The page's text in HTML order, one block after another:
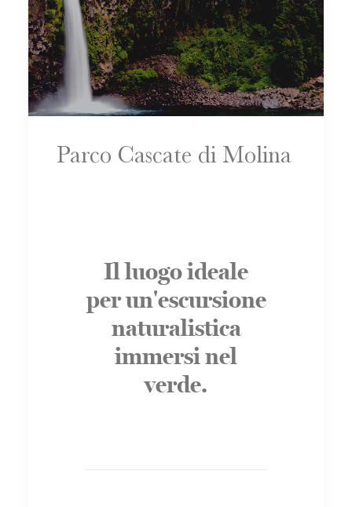
Parco Cascate di Molina
Il luogo ideale
per un'escursione
naturalistica
immersi nel
verde.